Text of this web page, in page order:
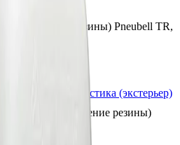
(чернение резины) Pneubell TR,
резины и пластика (экстерьер)
за шинами (чернение резины)